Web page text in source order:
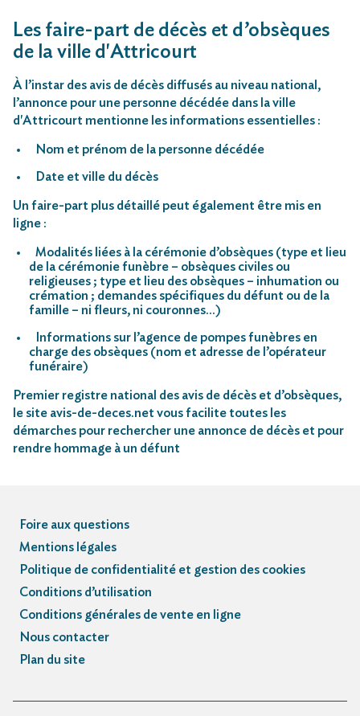
Les faire-part de décès et d’obsèques
de la ville d'Attricourt
À l’instar des avis de décès diffusés au niveau national,
l’annonce pour une personne décédée dans la ville
d'Attricourt mentionne les informations essentielles :
Nom et prénom de la personne décédée
Date et ville du décès
Un faire-part plus détaillé peut également être mis en
ligne :
Modalités liées à la cérémonie d’obsèques (type et lieu
de la cérémonie funèbre – obsèques civiles ou
religieuses ; type et lieu des obsèques – inhumation ou
crémation ; demandes spécifiques du défunt ou de la
famille – ni fleurs, ni couronnes…)
Informations sur l’agence de pompes funèbres en
charge des obsèques (nom et adresse de l’opérateur
funéraire)
Premier registre national des avis de décès et d’obsèques,
le site avis-de-deces.net vous facilite toutes les
démarches pour rechercher une annonce de décès et pour
rendre hommage à un défunt
Foire aux questions
Mentions légales
Politique de confidentialité et gestion des cookies
Conditions d’utilisation
Conditions générales de vente en ligne
Nous contacter
Plan du site